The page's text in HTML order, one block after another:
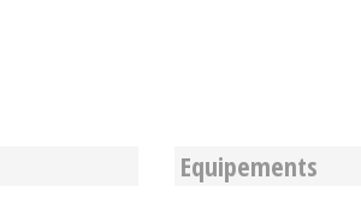
Equipements